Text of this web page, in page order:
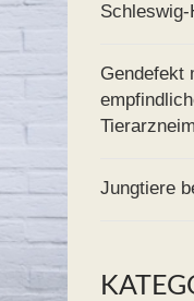
Gendefekt
Jungtiere